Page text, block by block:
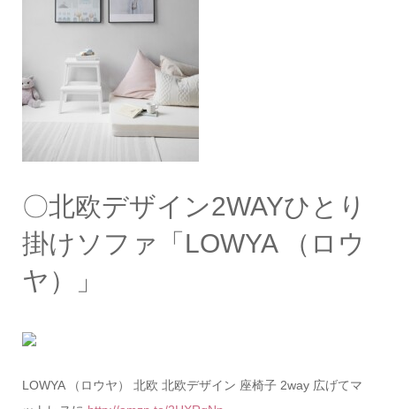
〇北欧デザイン2WAYひとり
掛けソファ「LOWYA （ロウ
ヤ）」
LOWYA （ロウヤ） 北欧 北欧デザイン 座椅子 2way 広げてマ